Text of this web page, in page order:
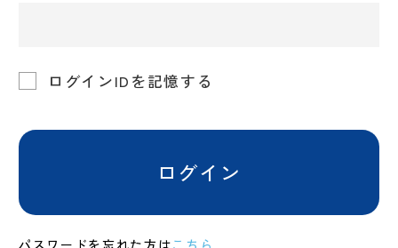
ログインIDを記憶する
ログイン